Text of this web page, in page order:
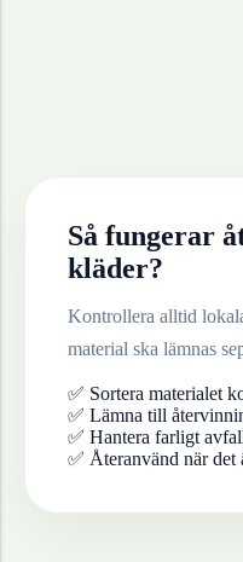
Så fungerar
kläder?
Kontrollera alltid
material ska lämnas
✅ Sortera materialet
✅ Lämna till
✅ Hantera farligt
✅ Återanvänd när det